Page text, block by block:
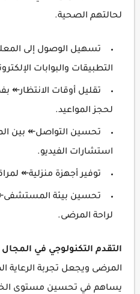
لحالتهم الصحية.
تسهيل الوصول إلى
التطبيقات والبوابات
تقليل أوقات
لحجز المواعيد.
تحسين التواصل↞ بين
استشارات الفيديو.
توفير أجهزة منزلية↞
تحسين بيئة المستشفى↞
لراحة المرضى.
التقدم التكنولوجي في
المرضى ويجعل تجربة الرعاية
يساهم في تحسين مستوى